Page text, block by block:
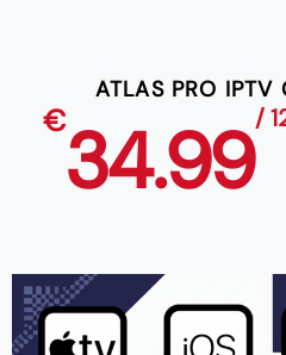
ATLAS PRO IPTV
€34.99/